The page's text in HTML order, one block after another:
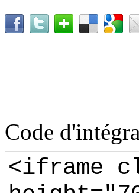
Code
<iframe